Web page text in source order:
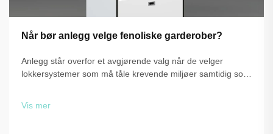
Når bør anlegg velge fenoliske garderober?
Anlegg står overfor et avgjørende valg når de velger
lokkersystemer som må tåle krevende miljøer samtidig som
Vis mer